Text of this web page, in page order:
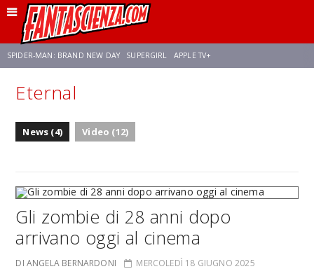
SPIDER-MAN: BRAND NEW DAY SUPERGIRL APPLE TV+
FRANCO RICCIARDIELLO
Eternal
News (4) Video (12)
Gli zombie di 28 anni dopo
arrivano oggi al cinema
DI ANGELA BERNARDONI MERCOLEDÌ 18 GIUGNO 2025